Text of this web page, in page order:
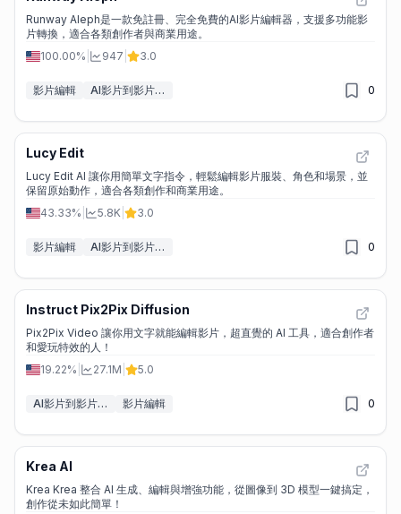
Runway Aleph是一款免註冊、完全免費的AI影片編輯器，支援多功能影
片轉換，適合各類創作者與商業用途。
100.00%
947 3.0
影片編輯 AI影片到影片轉換工具 0
Lucy Edit
Lucy Edit AI 讓你用簡單文字指令，輕鬆編輯影片服裝、角色和場景，並
保留原始動作，適合各類創作和商業用途。
43.33%
5.8K 3.0
影片編輯 AI影片到影片轉換工具 0
Instruct Pix2Pix Diffusion
Pix2Pix Video 讓你用文字就能編輯影片，超直覺的 AI 工具，適合創作者
和愛玩特效的人！
19.22%
27.1M 5.0
AI影片到影片轉換工具 影片編輯 0
Krea AI
Krea Krea 整合 AI 生成、編輯與增強功能，從圖像到 3D 模型一鍵搞定，
創作從未如此簡單！